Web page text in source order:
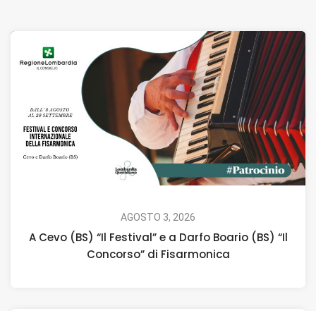
AGOSTO 3, 2026
A Cevo (BS) “Il Festival” e a Darfo Boario (BS) “Il
Concorso” di Fisarmonica